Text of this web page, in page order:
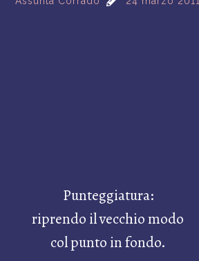
Punteggiatura:
riprendo il vecchio modo
col punto in fondo.